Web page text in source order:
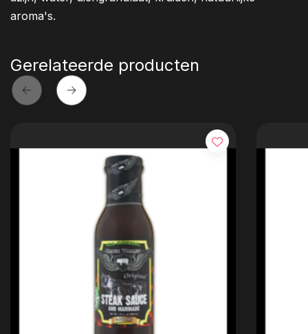
aroma's.
Gerelateerde producten